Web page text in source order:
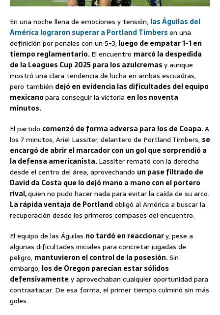
En una noche llena de emociones y tensión, las Águilas del
América lograron superar a Portland Timbersen una
definición por penales con un 5-3,luego de empatar 1-1 en
tiempo reglamentario.El encuentro marcó la despedida
de la Leagues Cup 2025 para los azulcremasy aunque
mostró una clara tendencia de lucha en ambas escuadras,
pero también dejó en evidencia las dificultades del equipo
mexicanopara conseguir la victoria en los noventa
minutos.
El partido comenzó de forma adversa para los de Coapa.A
los 7 minutos, Ariel Lassiter, delantero de Portland Timbers, se
encargó de abrir el marcador con un gol que sorprendió a
la defensa americanista.Lassiter remató con la derecha
desde el centro del área, aprovechando un pase filtrado de
David da Costa que lo dejó mano a mano con el portero
rival,quien no pudo hacer nada para evitar la caída de su arco.
La rápida ventaja de Portlandobligó al América a buscar la
recuperación desde los primeros compases del encuentro.
El equipo de las Águilas no tardó en reaccionary, pese a
algunas dificultades iniciales para concretar jugadas de
peligro, mantuvieron el control de la posesión.Sin
embargo, los de Oregon parecían estar sólidos
defensivamente y aprovechaban cualquier oportunidad para
contraatacar. De esa forma, el primer tiempo culminó sin más
goles.